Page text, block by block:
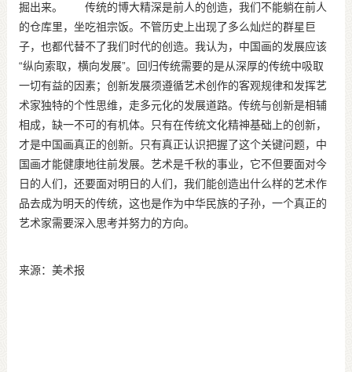
掘出来。 传统的博大精深是前人的创造，我们不能躺在前人
的仓库里，坐吃祖宗饭。不管历史上出现了多么灿烂的群星巨
子，也都代替不了我们时代的创造。我认为，中国画的发展应该
“纵向索取，横向发展”。回归传统需要的是从深厚的传统中吸取
一切有益的因素；创新发展须遵循艺术创作的客观规律和发挥艺
术家独特的个性思维，走多元化的发展道路。传统与创新是相辅
相成，缺一不可的有机体。只有在传统文化精神基础上的创新，
才是中国画真正的创新。只有真正认识把握了这个关键问题，中
国画才能健康地往前发展。艺术是千秋的事业，它不但要面对今
日的人们，还要面对明日的人们，我们能创造出什么样的艺术作
品去成为明天的传统，这也是作为中华民族的子孙，一个真正的
艺术家需要深入思考并努力的方向。
来源：美术报